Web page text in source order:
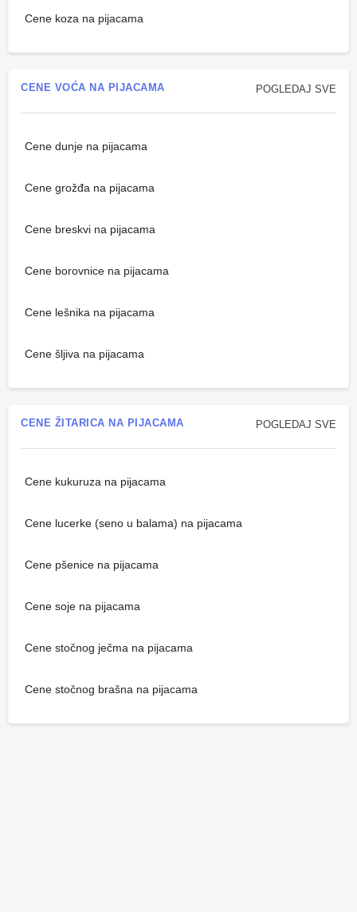
Cene koza na pijacama
POGLEDAJ SVE
CENE VOĆA NA PIJACAMA
Cene dunje na pijacama
Cene grožđa na pijacama
Cene breskvi na pijacama
Cene borovnice na pijacama
Cene lešnika na pijacama
Cene šljiva na pijacama
POGLEDAJ SVE
CENE ŽITARICA NA PIJACAMA
Cene kukuruza na pijacama
Cene lucerke (seno u balama) na pijacama
Cene pšenice na pijacama
Cene soje na pijacama
Cene stočnog ječma na pijacama
Cene stočnog brašna na pijacama